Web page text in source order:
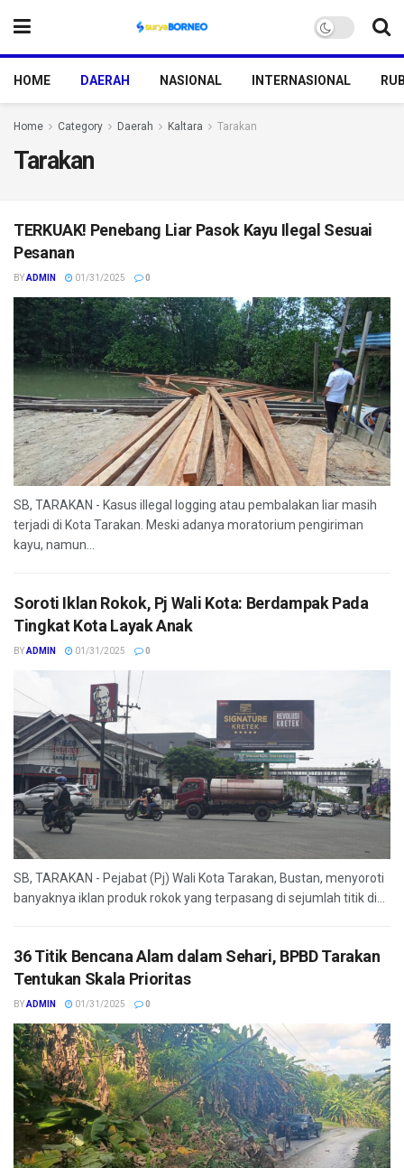
HOME DAERAH NASIONAL INTERNASIONAL
Home Category Daerah Kaltara Tarakan
Tarakan
TERKUAK! Penebang Liar Pasok Kayu Ilegal Sesuai
Pesanan
BYADMIN 01/31/2025 0
SB, TARAKAN - Kasus illegal logging atau pembalakan liar masih
terjadi di Kota Tarakan. Meski adanya moratorium pengiriman
kayu, namun...
Soroti Iklan Rokok, Pj Wali Kota: Berdampak Pada
Tingkat Kota Layak Anak
BYADMIN 01/31/2025 0
SB, TARAKAN - Pejabat (Pj) Wali Kota Tarakan, Bustan, menyoroti
banyaknya iklan produk rokok yang terpasang di sejumlah titik di...
36 Titik Bencana Alam dalam Sehari, BPBD Tarakan
Tentukan Skala Prioritas
BYADMIN 01/31/2025 0